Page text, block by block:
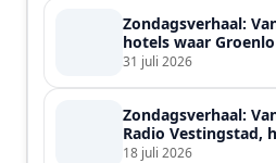
Zondagsverhaal:
hotels waar
31 juli 2026
Zondagsverhaal:
Radio Vestingstad,
de streek
18 juli 2026